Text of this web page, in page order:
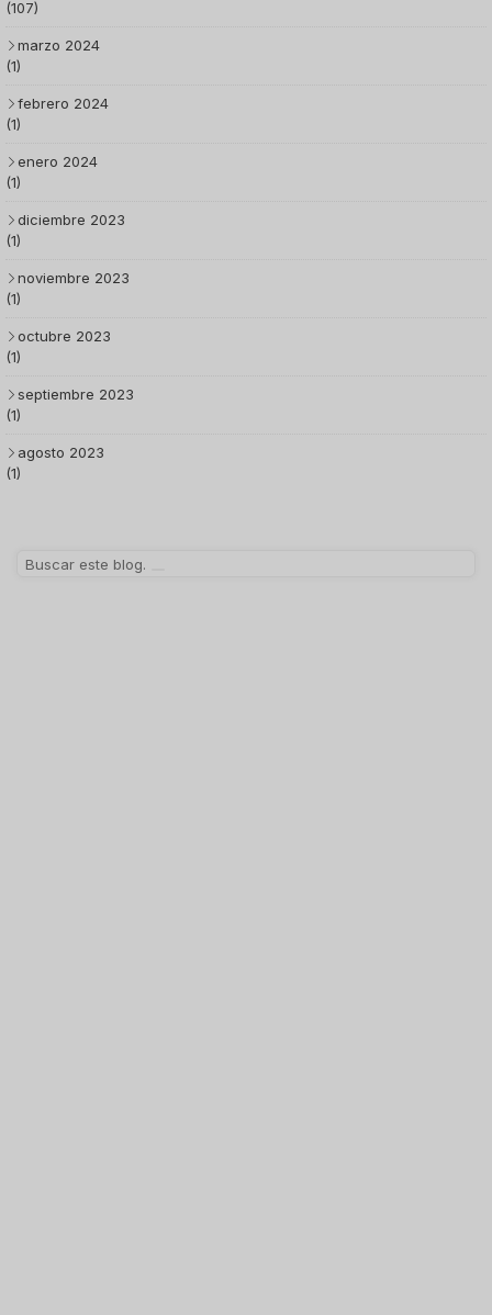
(107)
marzo 2024
(1)
febrero 2024
(1)
enero 2024
(1)
diciembre 2023
(1)
noviembre 2023
(1)
octubre 2023
(1)
septiembre 2023
(1)
agosto 2023
(1)